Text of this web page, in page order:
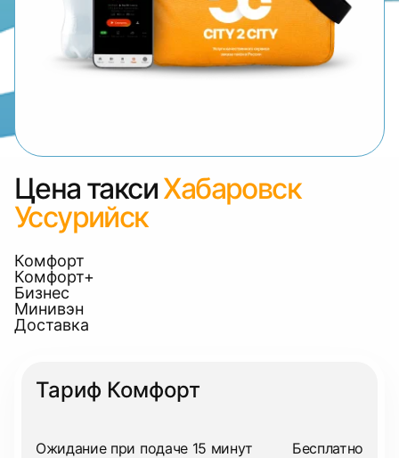
Цена таксиХабаровск
Уссурийск
Комфорт
Комфорт+
Бизнес
Минивэн
Доставка
Тариф Комфорт
Ожидание при подаче 15 минут Бесплатно